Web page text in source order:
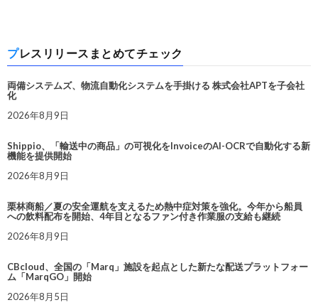
プレスリリースまとめてチェック
両備システムズ、物流自動化システムを手掛ける 株式会社APTを子会社
化
2026年8月9日
Shippio、「輸送中の商品」の可視化をInvoiceのAI-OCRで自動化する新
機能を提供開始
2026年8月9日
栗林商船／夏の安全運航を支えるため熱中症対策を強化。今年から船員
への飲料配布を開始、4年目となるファン付き作業服の支給も継続
2026年8月9日
CBcloud、全国の「Marq」施設を起点とした新たな配送プラットフォー
ム「MarqGO」開始
2026年8月5日